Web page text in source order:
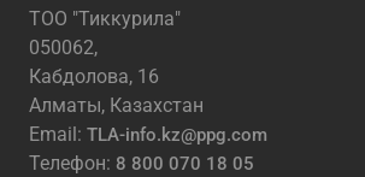
ТОО "Тиккурила"
050062,
Кабдолова, 16
Алматы, Казахстан
Email: TLA-info.kz@ppg.com
Телефон: 8 800 070 18 05